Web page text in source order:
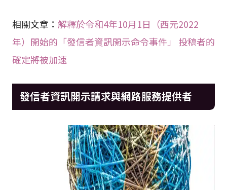
相關文章： 解釋於令和4年10月1日（西元2022
年）開始的「發信者資訊開示命令事件」 投稿者的
確定將被加速
發信者資訊開示請求與網路服務提供者